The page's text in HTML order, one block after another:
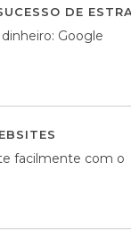
DE
Google
facilmente com o